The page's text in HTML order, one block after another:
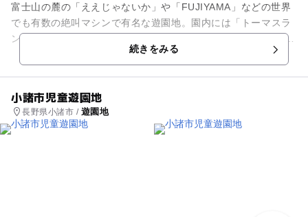
富士山の麓の「ええじゃないか」や「FUJIYAMA」などの世界
でも有数の絶叫マシンで有名な遊園地。園内には「トーマスラ
ンド」と「リサとガスパール タウン」も併設され、年代問わず
続きをみる
小諸市児童遊園地
長野県小諸市 / 遊園地